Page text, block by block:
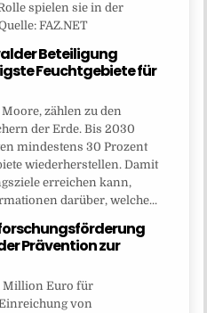
spielen sie in der
FAZ.NET
Beteiligung
Feuchtgebiete für
zählen zu den
der Erde. Bis 2030
mindestens 30 Prozent
wiederherstellen. Damit
erreichen kann,
darüber, welche...
Prävention zur
Million Euro für
von